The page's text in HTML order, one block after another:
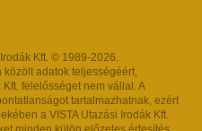
Kft. © 1989-2026.
közölt adatok teljességéért,
felelősséget nem vállal. A
tartalmazhatnak, ezért
a VISTA Utazási Irodák Kft.